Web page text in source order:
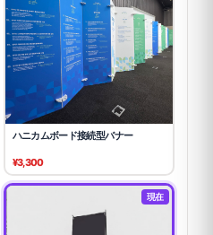
ハニカムボード接続型バナー
¥3,300
現在